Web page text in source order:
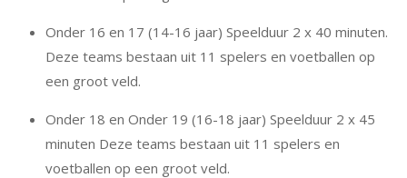
Onder 16 en 17 (14-16 jaar) Speelduur 2 x 40 minuten.
Deze teams bestaan uit 11 spelers en voetballen op
een groot veld.
Onder 18 en Onder 19 (16-18 jaar) Speelduur 2 x 45
minuten Deze teams bestaan uit 11 spelers en
voetballen op een groot veld.